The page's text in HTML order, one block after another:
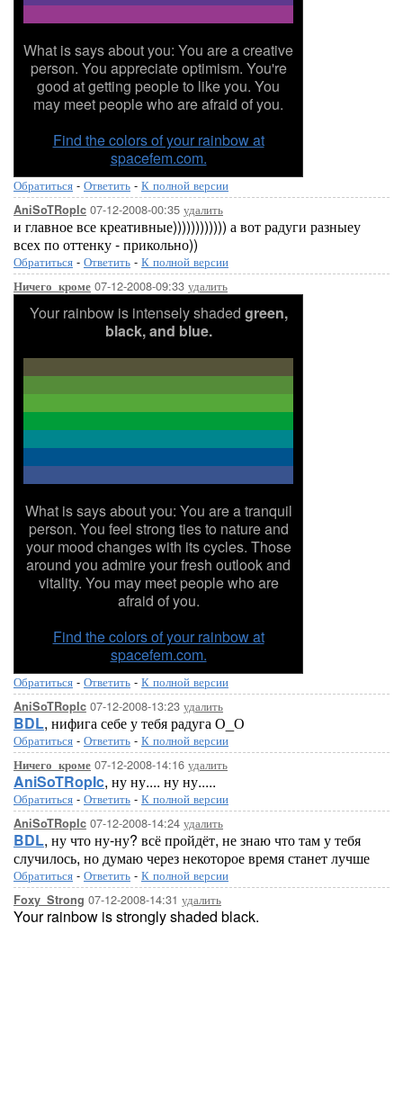
What is says about you: You are a creative
person. You appreciate optimism. You're
good at getting people to like you. You
may meet people who are afraid of you.
Find the colors of your rainbow at
spacefem.com.
Обратиться - Ответить - К полной версии
AniSoTRopIc 07-12-2008-00:35 удалить
и главное все креативные)))))))))))) а вот радуги разныеу
всех по оттенку - прикольно))
Обратиться - Ответить - К полной версии
Ничего_кроме 07-12-2008-09:33 удалить
Your rainbow is intensely shaded green,
black, and blue.
What is says about you: You are a tranquil
person. You feel strong ties to nature and
your mood changes with its cycles. Those
around you admire your fresh outlook and
vitality. You may meet people who are
afraid of you.
Find the colors of your rainbow at
spacefem.com.
Обратиться - Ответить - К полной версии
AniSoTRopIc 07-12-2008-13:23 удалить
BDL, нифига себе у тебя радуга О_О
Обратиться - Ответить - К полной версии
Ничего_кроме 07-12-2008-14:16 удалить
AniSoTRopIc, ну ну.... ну ну.....
Обратиться - Ответить - К полной версии
AniSoTRopIc 07-12-2008-14:24 удалить
BDL, ну что ну-ну? всё пройдёт, не знаю что там у тебя
случилось, но думаю через некоторое время станет лучше
Обратиться - Ответить - К полной версии
Foxy_Strong 07-12-2008-14:31 удалить
Your rainbow is strongly shaded black.